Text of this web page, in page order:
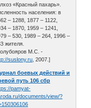
«Красный пахарь».
населения: в
– 1288, 1877 – 1122,
– 1870, 1959 – 1241,
– 530, 1989 – 264, 1996 –
жителя.
М.С. -
suslony.ru , 2007.]
боевых действий и
путь 106 сбр
pamyat-
documents/view/?